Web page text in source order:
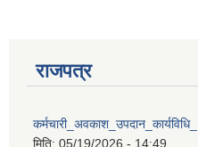
राजपत्र
मिति: 05/19/2026 - 14:49